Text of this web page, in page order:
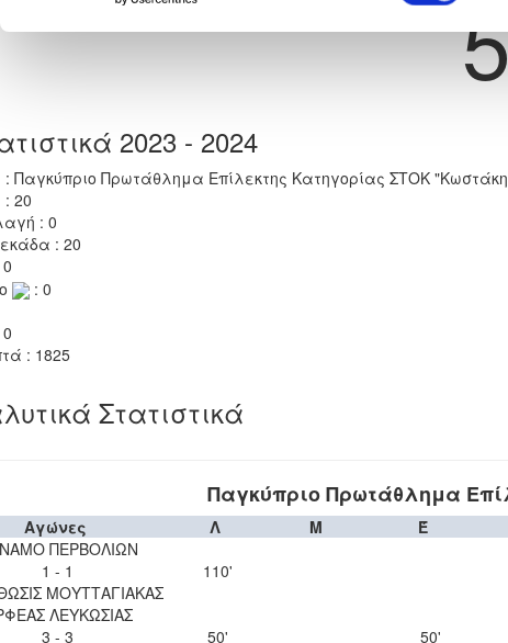
2023 - 2024
: Παγκύπριο Πρωτάθλημα Επίλεκτης Κατηγορίας ΣΤΟΚ
20
: 0
: 20
: 0
: 1825
Στατιστικά
Παγκύπριο Πρωτάθλημα
Αγώνες Λ Μ
Έ
ΠΕΡΒΟΛΙΩΝ
1 - 1
ΜΟΥΤΤΑΓΙΑΚΑΣ
110'
ΛΕΥΚΩΣΙΑΣ
3 - 3
50' 50'